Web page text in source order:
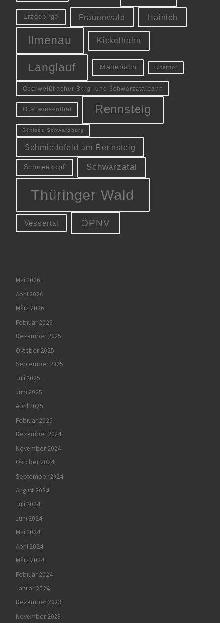
Erzgebirge Frauenwald Hainich
Ilmenau Kickelhahn
Langlauf Manebach Oberhof
Oberweißbacher Berg- und Schwarzatalbahn
Oberwiesenthal Rennsteig
Schloss Schwarzburg
Schmiedefeld am Rennsteig
Schneekopf Schwarzatal
Thüringer Wald
Vessertal ÖPNV
Mai 2026
April 2026
März 2026
Februar 2026
Dezember 2025
Oktober 2025
September 2025
Juli 2025
Juni 2025
April 2025
Februar 2025
Dezember 2024
November 2024
Oktober 2024
September 2024
August 2024
Juli 2024
Juni 2024
Mai 2024
April 2024
März 2024
Februar 2024
Januar 2024
Dezember 2023
November 2023